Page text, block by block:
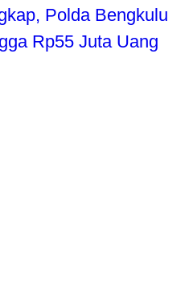
Polda Bengkulu
Rp55 Juta Uang